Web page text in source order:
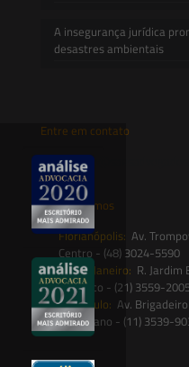
A insegurança jurídica
desastres ambientais
Entre em contato
Onde estamos
Florianópolis: Av.
Centro - (48) 3024-5590
Rio de Janeiro: R. Jardim
Botânico - (21) 3559-
São Paulo: Av.
Paulistano - (11) 3539-